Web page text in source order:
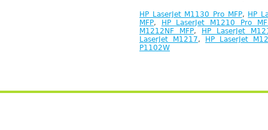
HP LaserJet M1130 Pro MFP, HP
MFP,
HP LaserJet M1210 Pro
M1212NF MFP,
HP LaserJet
LaserJet M1217,
HP LaserJet
P1102W